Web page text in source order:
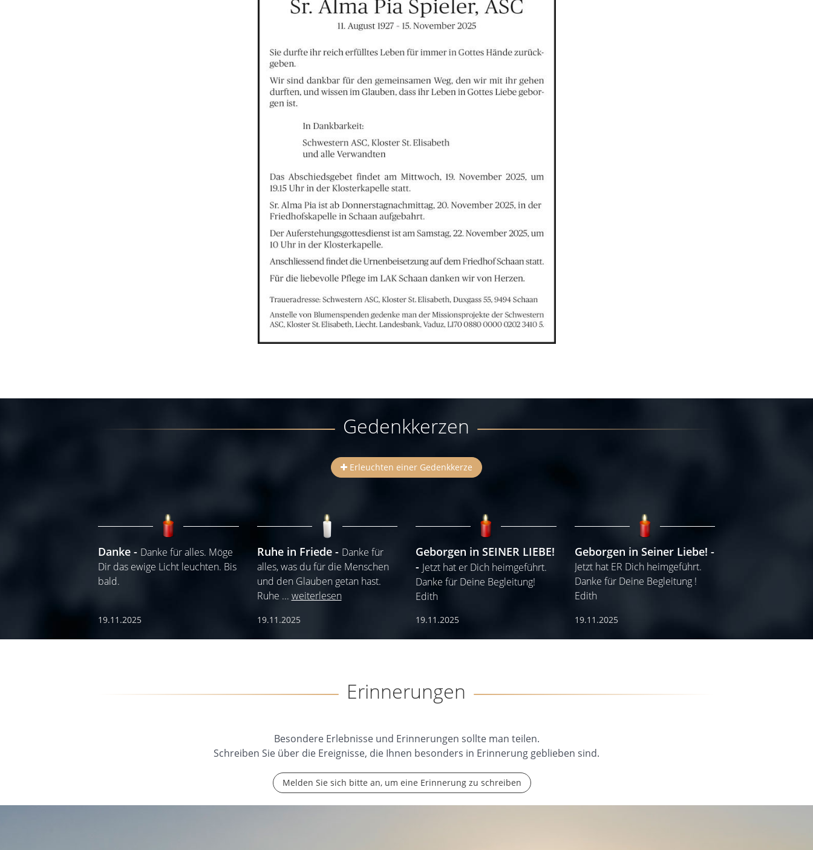
Gedenkkerzen
Erleuchten einer Gedenkkerze
Danke
Danke für alles. Möge
Dir das ewige Licht leuchten. Bis
bald.
19.11.2025
Ruhe in Friede
Danke für
alles, was du für die Menschen
und den Glauben getan hast.
Ruhe ... weiterlesen
19.11.2025
Geborgen in SEINER LIEBE!
Jetzt hat er Dich heimgeführt.
Danke für Deine Begleitung!
Edith
19.11.2025
Geborgen in Seiner Liebe!
Jetzt hat ER Dich heimgeführt.
Danke für Deine Begleitung !
Edith
19.11.2025
Erinnerungen
Besondere Erlebnisse und Erinnerungen sollte man teilen.
Schreiben Sie über die Ereignisse, die Ihnen besonders in Erinnerung geblieben sind.
Melden Sie sich bitte an, um eine Erinnerung zu schreiben